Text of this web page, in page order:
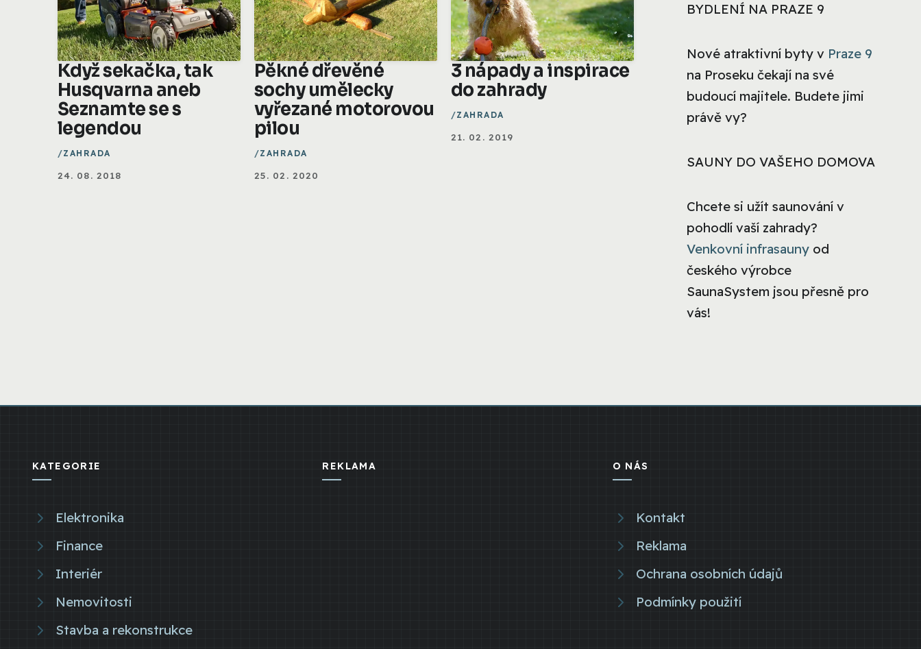
Když sekačka, tak
Husqvarna aneb
Seznamte se s
legendou
ZAHRADA
24. 08. 2018
Pěkné dřevěné
sochy umělecky
vyřezané motorovou
pilou
ZAHRADA
25. 02. 2020
3 nápady a inspirace
do zahrady
ZAHRADA
21. 02. 2019
BYDLENÍ NA PRAZE 9
Nové atraktivní byty v Praze 9
na Proseku čekají na své
budoucí majitele. Budete jimi
právě vy?
SAUNY DO VAŠEHO DOMOVA
Chcete si užít saunování v
pohodlí vaší zahrady?
Venkovní infrasauny od
českého výrobce
SaunaSystem jsou přesně pro
vás!
KATEGORIE
Elektronika
Finance
Interiér
Nemovitosti
Stavba a rekonstrukce
REKLAMA O NÁS
Kontakt
Reklama
Ochrana osobních údajů
Podmínky použití